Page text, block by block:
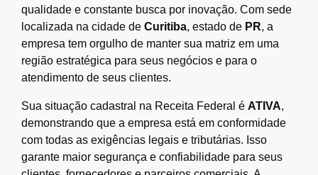
qualidade e constante busca por inovação. Com sede
localizada na cidade de Curitiba, estado de PR, a
empresa tem orgulho de manter sua matriz em uma
região estratégica para seus negócios e para o
atendimento de seus clientes.
Sua situação cadastral na Receita Federal é ATIVA,
demonstrando que a empresa está em conformidade
com todas as exigências legais e tributárias. Isso
garante maior segurança e confiabilidade para seus